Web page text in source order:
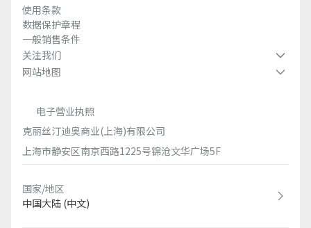
使用条款
数据保护章程
一般销售条件
关注我们
网站地图
电子营业执照
克丽丝汀迪奥商业(上海)有限公司
上海市静安区南京西路1225号锦沧文华广场5F
国家/地区
中国大陆 (中文)